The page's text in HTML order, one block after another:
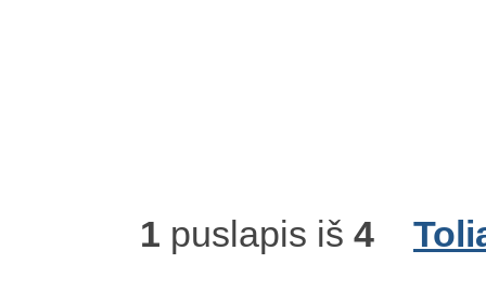
1 puslapis iš 4